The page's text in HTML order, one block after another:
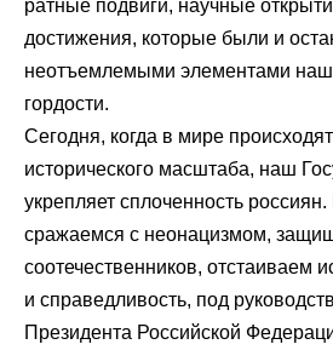
ратные подвиги, научные
достижения, которые были и
неотъемлемыми элементами
гордости.
Сегодня, когда в мире
исторического масштаба, наш
укрепляет сплоченность
сражаемся с неонацизмом,
соотечественников, отстаиваем
и справедливость, под
Президента Российской